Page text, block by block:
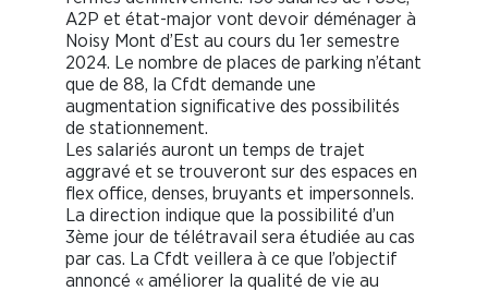
A2P et état-major vont devoir déménager à
Noisy Mont d’Est au cours du 1er semestre
2024. Le nombre de places de parking n’étant
que de 88, la Cfdt demande une
augmentation significative des possibilités
de stationnement.
Les salariés auront un temps de trajet
aggravé et se trouveront sur des espaces en
flex office, denses, bruyants et impersonnels.
La direction indique que la possibilité d’un
3ème jour de télétravail sera étudiée au cas
par cas. La Cfdt veillera à ce que l’objectif
annoncé « améliorer la qualité de vie au